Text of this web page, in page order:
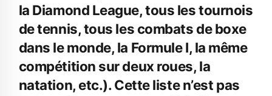
la Diamond League, tous les tournois
de tennis, tous les combats de boxe
dans le monde, la Formule I, la même
compétition sur deux roues, la
natation, etc.). Cette liste n’est pas